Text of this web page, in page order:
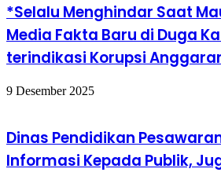
*Selalu Menghindar Saat
Media Fakta Baru di Duga
terindikasi Korupsi
9 Desember 2025
Dinas Pendidikan
Informasi Kepada Publik,